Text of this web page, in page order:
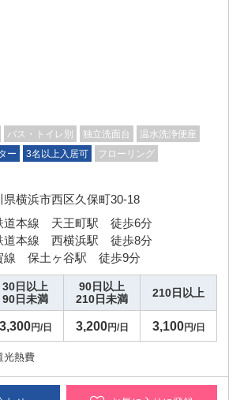
バス・トイレ別 独立洗面台
温水洗浄便座
ー 3名以上入居可
フローリング
県横浜市西区久保町30-18
道本線 天王町駅 徒歩6分
道本線 西横浜駅 徒歩8分
線 保土ヶ谷駅 徒歩9分
30日以上
90日未満
90日以上
210日未満
210日以上
3,300円/日 3,200円/日 3,100円/日
光熱費